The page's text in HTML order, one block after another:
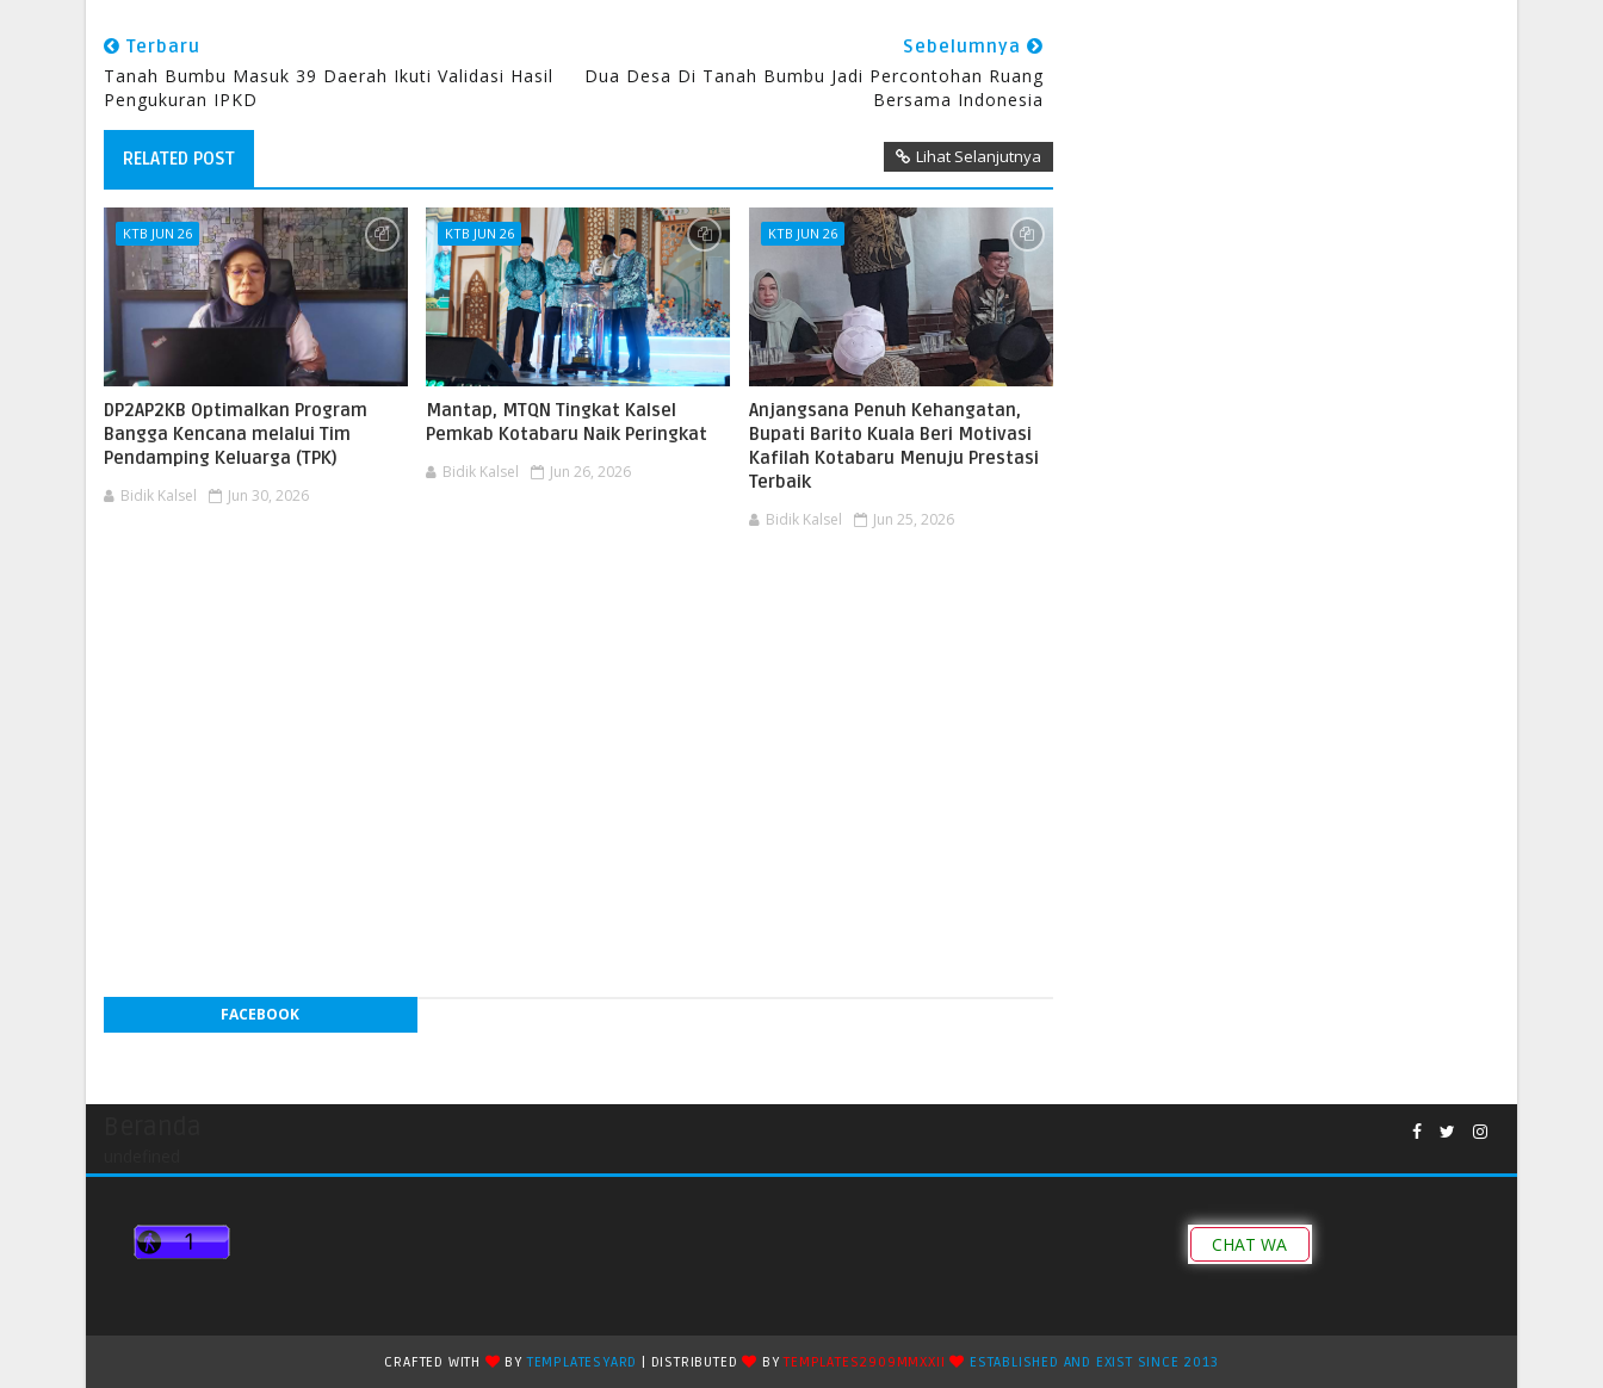
Terbaru
Tanah Bumbu Masuk 39 Daerah Ikuti Validasi Hasil
Pengukuran IPKD
Sebelumnya
Dua Desa Di Tanah Bumbu Jadi Percontohan Ruang
Bersama Indonesia
RELATED POST Lihat Selanjutnya
KTB JUN 26
‎DP2AP2KB Optimalkan Program
Bangga Kencana melalui Tim
Pendamping Keluarga (TPK)
Bidik Kalsel Jun 30, 2026
KTB JUN 26
Mantap, MTQN Tingkat Kalsel
Pemkab Kotabaru Naik Peringkat
Bidik Kalsel Jun 26, 2026
KTB JUN 26
Anjangsana Penuh Kehangatan,
Bupati Barito Kuala Beri Motivasi
Kafilah Kotabaru Menuju Prestasi
Terbaik
Bidik Kalsel Jun 25, 2026
FACEBOOK
CHAT WA
CRAFTED WITH BYTEMPLATESYARD | DISTRIBUTED BYTEMPLATES2909MMXXII ESTABLISHED AND EXIST SINCE 2013